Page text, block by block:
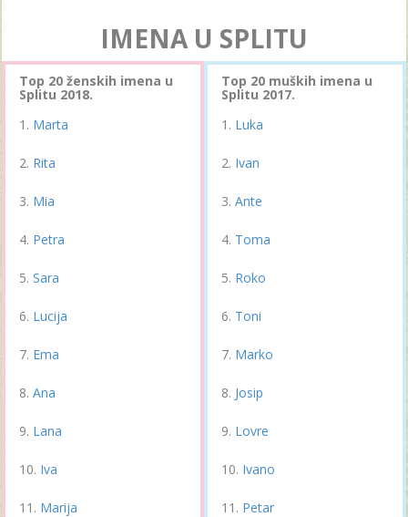
IMENA U SPLITU
Top 20 ženskih imena u
Splitu 2018.
Marta
Rita
Mia
Petra
Sara
Lucija
Ema
Ana
Lana
Iva
Marija
Top 20 muških imena u
Splitu 2017.
Luka
Ivan
Ante
Toma
Roko
Toni
Marko
Josip
Lovre
Ivano
Petar